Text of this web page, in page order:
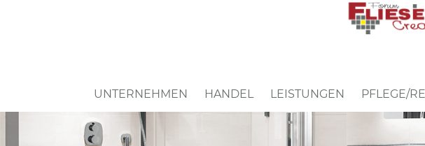
UNTERNEHMEN HANDEL LEISTUNGEN PFLEGE/